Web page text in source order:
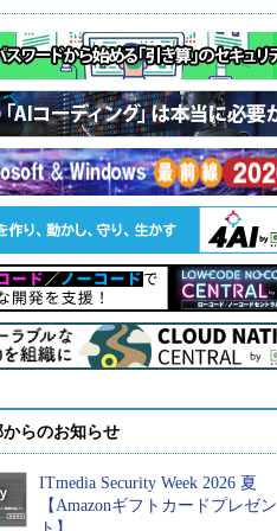
らのお知らせ
ITmedia Security Week 2026 夏
【Amazonギフトカードプレゼン